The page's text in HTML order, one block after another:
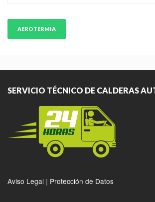
AEROTERMIA
SERVICIO TÉCNICO DE CALDERAS
Aviso Legal | Protección de Datos